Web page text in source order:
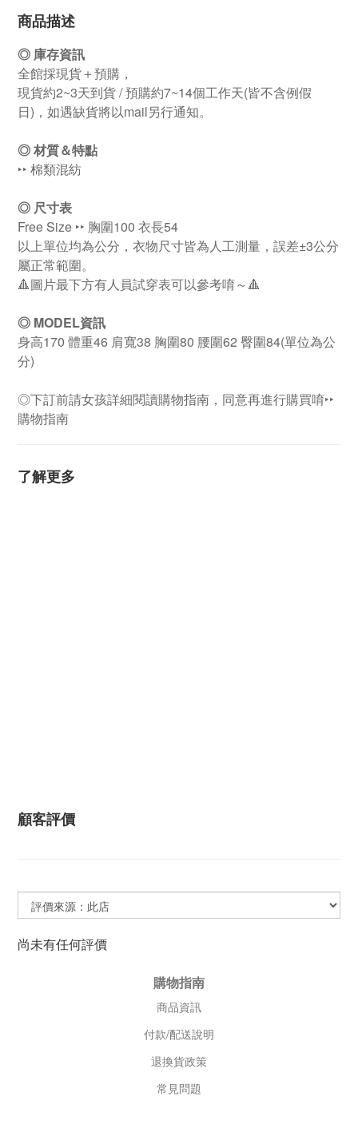
商品描述
◎ 庫存資訊
全館採現貨＋預購，
現貨約2~3天到貨 / 預購約7~14個工作天(皆不含例假
日)，如遇缺貨將以mail另行通知。
◎材質＆特點
‣‣ 棉類混紡
◎ 尺寸表
Free Size ‣‣ 胸圍100 衣長54
以上單位均為公分，衣物尺寸皆為人工測量，誤差±3公分
屬正常範圍。
🔺圖片最下方有人員試穿表可以參考唷～🔺
◎ MODEL資訊
身高170 體重46 肩寬38 胸圍80 腰圍62 臀圍84(單位為公
分)
◎下訂前請女孩詳細閱讀購物指南，同意再進行購買唷‣‣
購物指南
了解更多
顧客評價
尚未有任何評價
購物指南
商品資訊
付款/配送說明
退換貨政策
常見問題